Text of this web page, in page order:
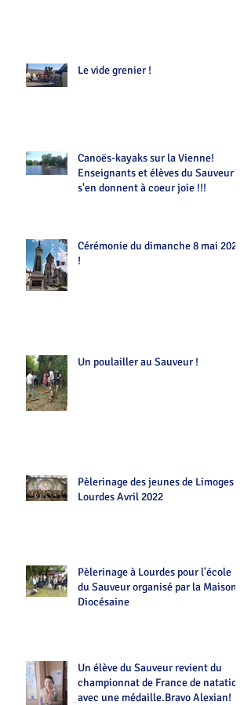
Le vide grenier !
Canoës-kayaks sur la Vienne!
Enseignants et élèves du Sauveur
s'en donnent à coeur joie !!!
Cérémonie du dimanche 8 mai 2022
!
Un poulailler au Sauveur !
Pèlerinage des jeunes de Limoges
Lourdes Avril 2022
Pèlerinage à Lourdes pour l'école
du Sauveur organisé par la Maison
Diocésaine
Un élève du Sauveur revient du
championnat de France de natation
avec une médaille.Bravo Alexian!